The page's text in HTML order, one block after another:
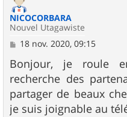
NICOCORBARA
Nouvel Utagawiste
M
s
s
a
g
e
18 nov. 2020, 09:15
Bonjour, je roule
recherche des
partager de beaux
je suis joignable au